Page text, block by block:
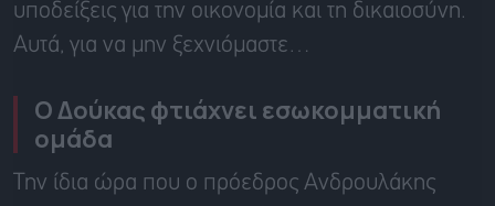
υποδείξεις για την οικονομία και τη δικαιοσύνη.
Αυτά, για να μην ξεχνιόμαστε…
Ο Δούκας φτιάχνει εσωκομματική
ομάδα
Την ίδια ώρα που ο πρόεδρος Ανδρουλάκης